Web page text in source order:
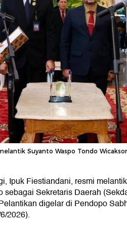
Suyanto Waspo Tondo
Ipuk Fiestiandani, resmi melantik
sebagai Sekretaris Daerah
digelar di Pendopo
2026).